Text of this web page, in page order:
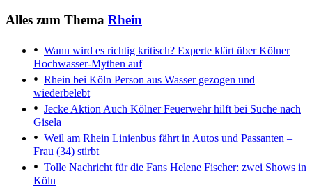
Alles zum Thema Rhein
Wann wird es richtig kritisch? Experte klärt über Kölner
Hochwasser-Mythen auf
Rhein bei Köln Person aus Wasser gezogen und
wiederbelebt
Jecke Aktion Auch Kölner Feuerwehr hilft bei Suche nach
Gisela
Weil am Rhein Linienbus fährt in Autos und Passanten –
Frau (34) stirbt
Tolle Nachricht für die Fans Helene Fischer: zwei Shows in
Köln